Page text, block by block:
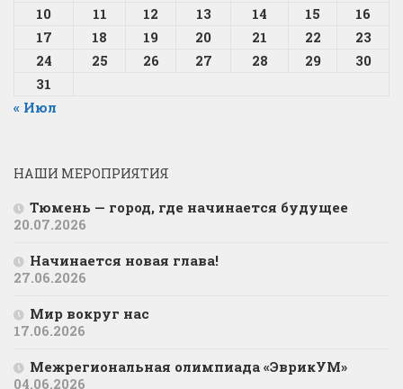
10
11 12 13 14 15
16
17
18 19 20 21 22
23
24
25 26 27 28 29
30
31
« Июл
НАШИ МЕРОПРИЯТИЯ
Тюмень — город, где начинается будущее
20.07.2026
Начинается новая глава!
27.06.2026
Мир вокруг нас
17.06.2026
Межрегиональная олимпиада «ЭврикУМ»
04.06.2026